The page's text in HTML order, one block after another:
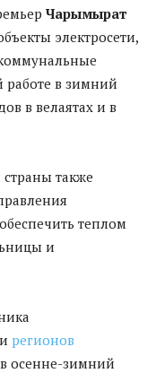
Чарымырат
электросети,
работе в зимний
в велаятах и в
также
теплом
и
и регионов
осенне-зимний